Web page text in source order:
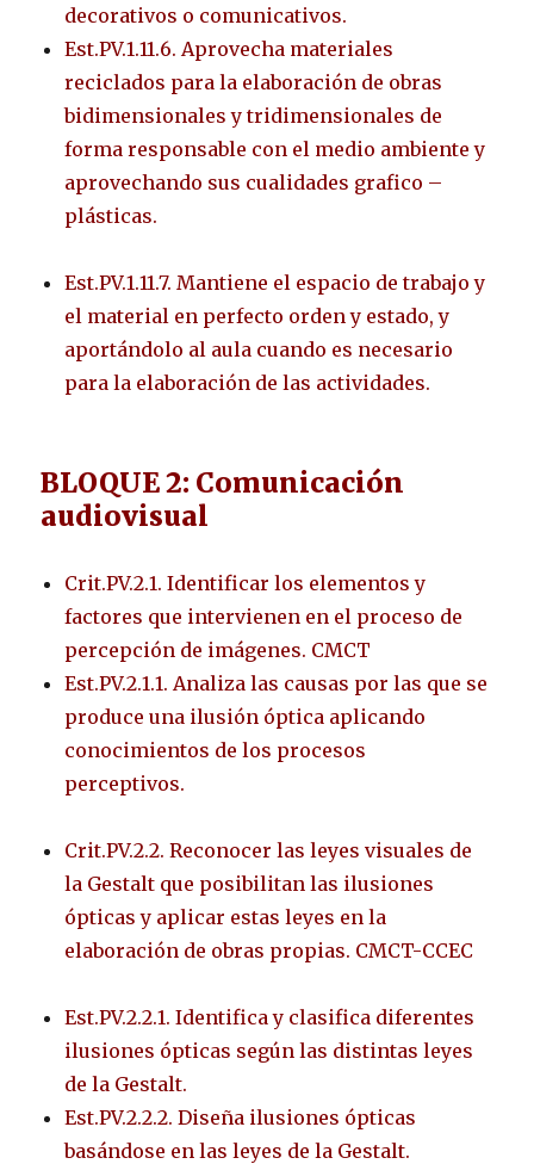
decorativos o comunicativos.
Est.PV.1.11.6. Aprovecha materiales
reciclados para la elaboración de obras
bidimensionales y tridimensionales de
forma responsable con el medio ambiente y
aprovechando sus cualidades grafico –
plásticas.
Est.PV.1.11.7. Mantiene el espacio de trabajo y
el material en perfecto orden y estado, y
aportándolo al aula cuando es necesario
para la elaboración de las actividades.
BLOQUE 2: Comunicación
audiovisual
Crit.PV.2.1. Identificar los elementos y
factores que intervienen en el proceso de
percepción de imágenes. CMCT
Est.PV.2.1.1. Analiza las causas por las que se
produce una ilusión óptica aplicando
conocimientos de los procesos
perceptivos.
Crit.PV.2.2. Reconocer las leyes visuales de
la Gestalt que posibilitan las ilusiones
ópticas y aplicar estas leyes en la
elaboración de obras propias. CMCT-CCEC
Est.PV.2.2.1. Identifica y clasifica diferentes
ilusiones ópticas según las distintas leyes
de la Gestalt.
Est.PV.2.2.2. Diseña ilusiones ópticas
basándose en las leyes de la Gestalt.